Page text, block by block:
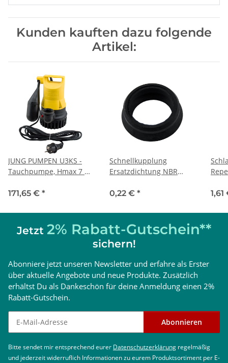
Kunden kauften dazu folgende
Artikel:
JUNG PUMPEN U3KS -
Tauchpumpe, Hmax 7 m,
Meter Kabel
171,65 € *
Schnellkupplung
Ersatzdichtung NBR
0,22 € *
Jetzt 2% Rabatt-Gutschein**
sichern!
Abonniere jetzt unseren Newsletter und erfahre als Erster
über aktuelle Angebote und neue Produkte. Zusätzlich
erhältst Du als Dankeschön für deine Anmeldung einen 2%
Rabatt-Gutschein.
Newsletter abonnieren Abonnieren
Bitte sendet mir entsprechend eurer Datenschutzerklärung regelmäßig
und jederzeit widerruflich Informationen zu eurem Produktsortiment per E-